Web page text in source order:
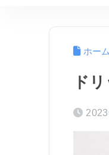
ホーム
ド